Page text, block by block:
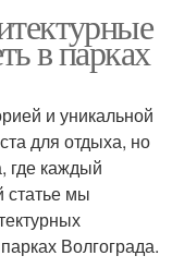
в парках
и уникальной
для отдыха, но
где каждый
статье мы
Волгограда.